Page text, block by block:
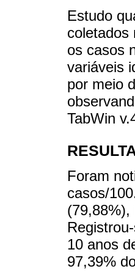
Estudo
coletados
os casos
variáveis
por meio
TabWin
Foram
casos/
(79,88%),
10 anos
97,39%